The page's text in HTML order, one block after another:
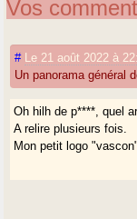
Vos
# Le 21 août 2022 à
Un panorama général
Oh hilh de p****, quel
A relire plusieurs fois.
Mon petit logo